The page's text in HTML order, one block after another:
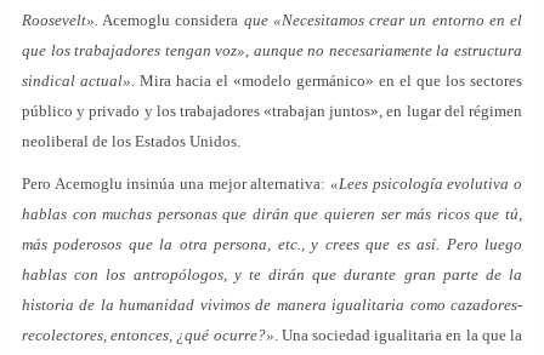
Roosevelt». Acemoglu considera que «Necesitamos crear un entorno en el
que los trabajadores tengan voz», aunque no necesariamente la estructura
sindical actual». Mira hacia el «modelo germánico» en el que los sectores
público y privado y los trabajadores «trabajan juntos», en lugar del régimen
neoliberal de los Estados Unidos.
Pero Acemoglu insinúa una mejor alternativa: «Lees psicología evolutiva o
hablas con muchas personas que dirán que quieren ser más ricos que tú,
más poderosos que la otra persona, etc., y crees que es así. Pero luego
hablas con los antropólogos, y te dirán que durante gran parte de la
historia de la humanidad vivimos de manera igualitaria como cazadores-
recolectores, entonces, ¿qué ocurre?». Una sociedad igualitaria en la que la